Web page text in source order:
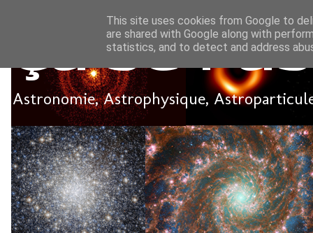
Ça se
Astronomie, Astrophysique,
This site uses cookies from Google to
are shared with Google along with
statistics, and to detect and address